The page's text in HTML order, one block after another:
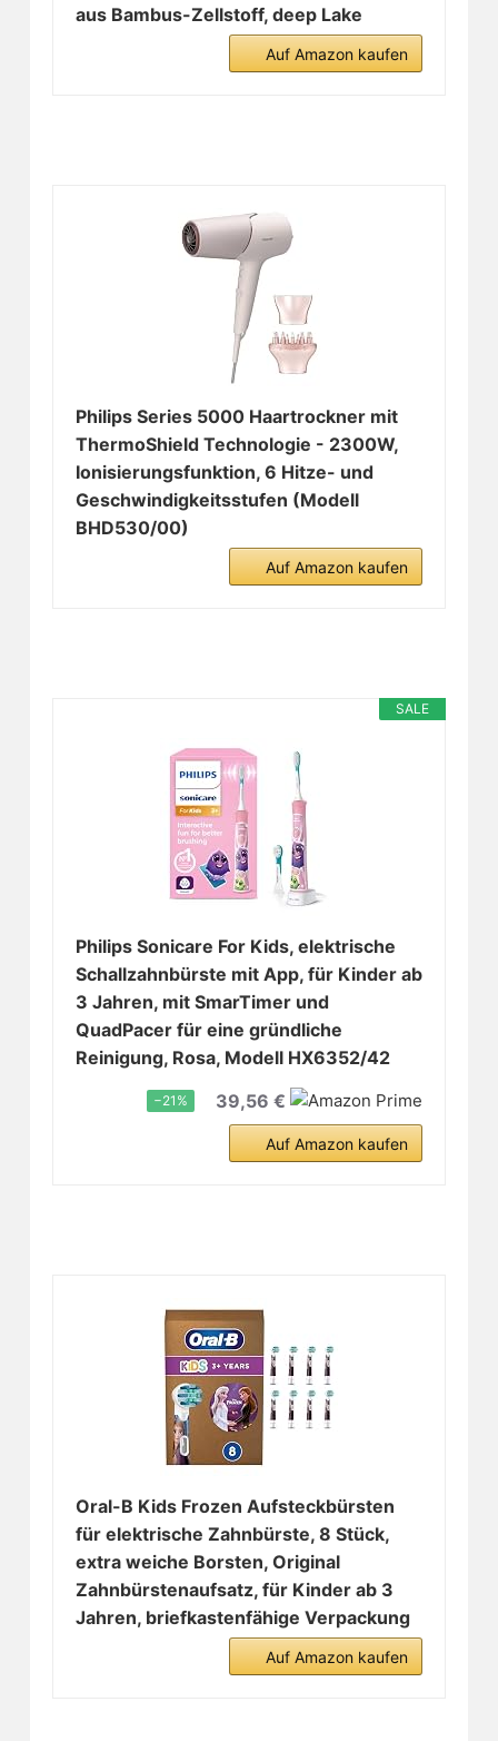
aus Bambus-Zellstoff, deep Lake
Auf Amazon kaufen
Philips Series 5000 Haartrockner mit
ThermoShield Technologie - 2300W,
Ionisierungsfunktion, 6 Hitze- und
Geschwindigkeitsstufen (Modell
BHD530/00)
Auf Amazon kaufen
SALE
Philips Sonicare For Kids, elektrische
Schallzahnbürste mit App, für Kinder ab
3 Jahren, mit SmarTimer und
QuadPacer für eine gründliche
Reinigung, Rosa, Modell HX6352/42
−21% 39,56 €
Auf Amazon kaufen
Oral-B Kids Frozen Aufsteckbürsten
für elektrische Zahnbürste, 8 Stück,
extra weiche Borsten, Original
Zahnbürstenaufsatz, für Kinder ab 3
Jahren, briefkastenfähige Verpackung
Auf Amazon kaufen